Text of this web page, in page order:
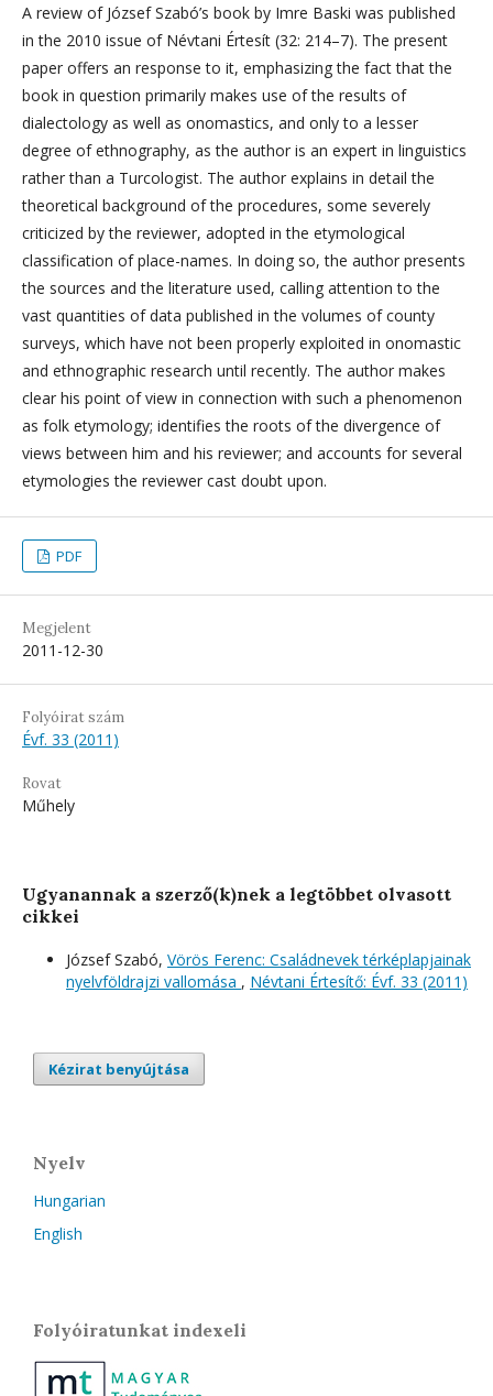
A review of József Szabó’s book by Imre Baski was published
in the 2010 issue of Névtani Értesít (32: 214–7). The present
paper offers an response to it, emphasizing the fact that the
book in question primarily makes use of the results of
dialectology as well as onomastics, and only to a lesser
degree of ethnography, as the author is an expert in linguistics
rather than a Turcologist. The author explains in detail the
theoretical background of the procedures, some severely
criticized by the reviewer, adopted in the etymological
classification of place-names. In doing so, the author presents
the sources and the literature used, calling attention to the
vast quantities of data published in the volumes of county
surveys, which have not been properly exploited in onomastic
and ethnographic research until recently. The author makes
clear his point of view in connection with such a phenomenon
as folk etymology; identifies the roots of the divergence of
views between him and his reviewer; and accounts for several
etymologies the reviewer cast doubt upon.
PDF
Megjelent
2011-12-30
Folyóirat szám
Évf. 33 (2011)
Rovat
Műhely
Ugyanannak a szerző(k)nek a legtöbbet olvasott
cikkei
József Szabó, Vörös Ferenc: Családnevek térképlapjainak
nyelvföldrajzi vallomása , Névtani Értesítő: Évf. 33 (2011)
Kézirat benyújtása
Nyelv
Hungarian
English
Folyóiratunkat indexeli